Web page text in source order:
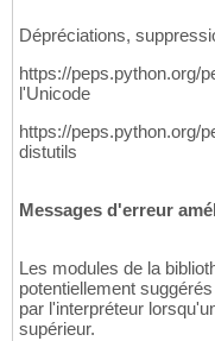
Dépréciations,
https://peps.python.org/
l'Unicode
https://peps.python.org/
distutils
Messages d'erreur
Les modules de la
potentiellement
par l'interpréteur
supérieur.